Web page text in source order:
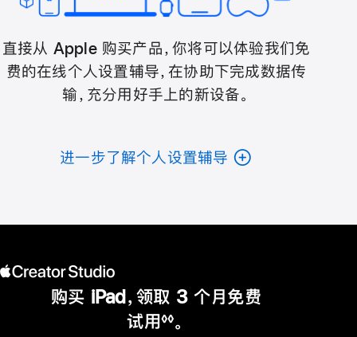
直接从 Apple 购买产品，你将可以体验我们免
费的在线个人设置辅导，在协助下完成数据传
输，充分用好手上的新设备。
进一步了解个人设置辅导
购买 iPad，领取 3 个月免费
试用◊◊。